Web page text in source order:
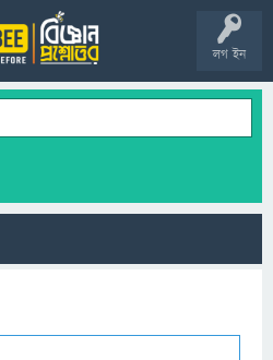
লগ ইন